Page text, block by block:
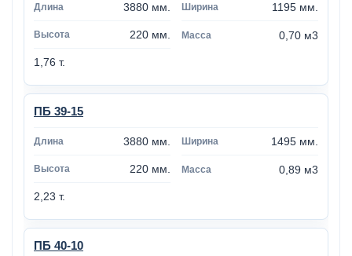
3880 мм. 1195 мм.
220 мм. 0,70 м3
1,76 т.
ПБ 39-15
3880 мм. 1495 мм.
220 мм. 0,89 м3
2,23 т.
ПБ 40-10